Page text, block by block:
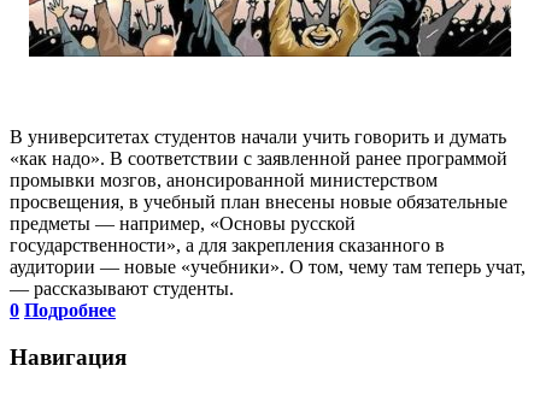
В университетах студентов начали учить говорить и думать
«как надо». В соответствии с заявленной ранее программой
промывки мозгов, анонсированной министерством
просвещения, в учебный план внесены новые обязательные
предметы — например, «Основы русской
государственности», а для закрепления сказанного в
аудитории — новые «учебники». О том, чему там теперь учат,
— рассказывают студенты.
0 Подробнее
Навигация